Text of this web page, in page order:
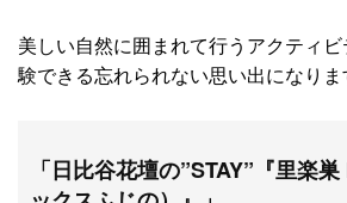
美しい自然に囲まれて行うアクティ
験できる忘れられない思い出になりま
「日比谷花壇の”STAY”『里楽